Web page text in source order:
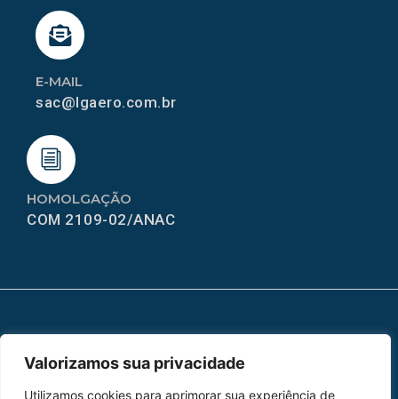
Valorizamos sua privacidade
Utilizamos cookies para aprimorar sua experiência de
HOMOLGAÇÃO
COM 2109-02/ANAC
E-MAIL
sac@lgaero.com.br
Home